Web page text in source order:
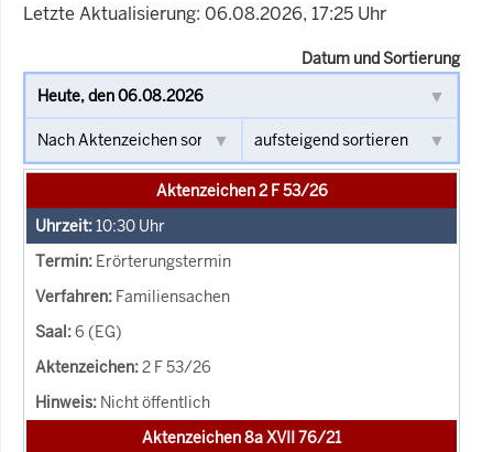
Letzte Aktualisierung: 06.08.2026, 17:25 Uhr
Datum und Sortierung
Aktenzeichen 2 F 53/26
10:30 Uhr
Erörterungstermin
Familiensachen
6 (EG)
2 F 53/26
Nicht öffentlich
Aktenzeichen 8a XVII 76/21